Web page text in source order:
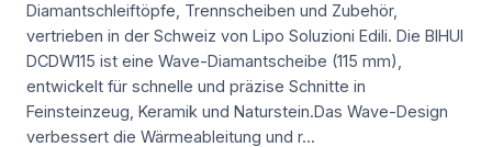
Diamantschleiftöpfe, Trennscheiben und Zubehör,
vertrieben in der Schweiz von Lipo Soluzioni Edili. Die BIHUI
DCDW115 ist eine Wave-Diamantscheibe (115 mm),
entwickelt für schnelle und präzise Schnitte in
Feinsteinzeug, Keramik und Naturstein.Das Wave-Design
verbessert die Wärmeableitung und r...